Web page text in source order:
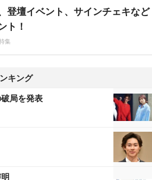
登壇イベント、サインチェキなど
ト！
集
キング
局を発表